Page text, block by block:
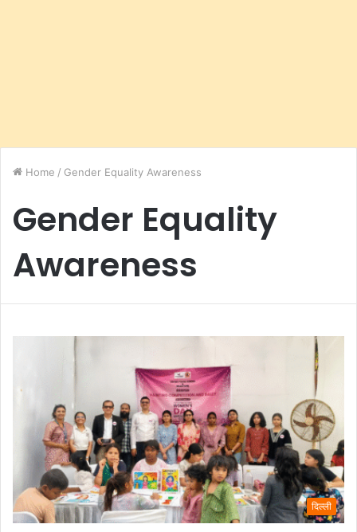
Home / Gender Equality Awareness
Gender Equality
Awareness
दिल्ली